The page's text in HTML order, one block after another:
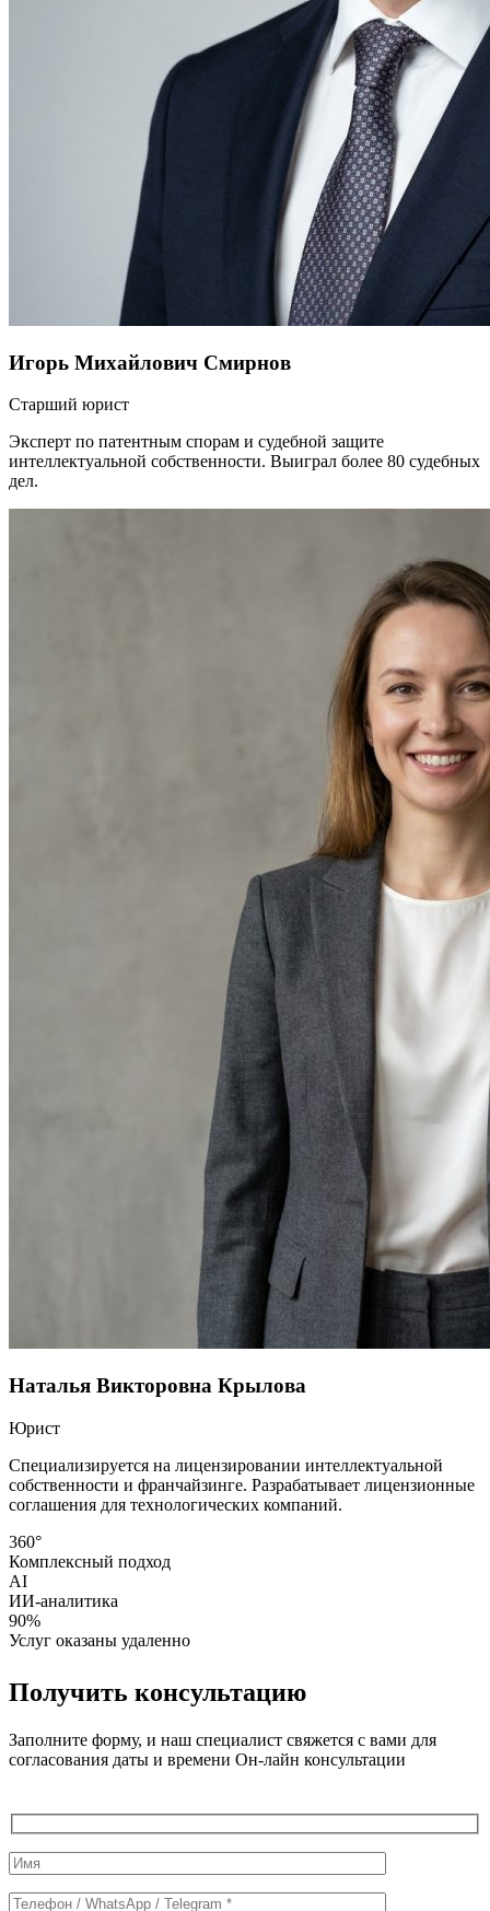
Игорь Михайлович Смирнов
Старший юрист
Эксперт по патентным спорам и судебной защите
интеллектуальной собственности. Выиграл более 80 судебных
дел.
Наталья Викторовна Крылова
Юрист
Специализируется на лицензировании интеллектуальной
собственности и франчайзинге. Разрабатывает лицензионные
соглашения для технологических компаний.
360°
Комплексный подход
AI
ИИ-аналитика
90%
Услуг оказаны удаленно
Получить консультацию
Заполните форму, и наш специалист свяжется с вами для
согласования даты и времени Он-лайн консультации
Служебные
поля
формы